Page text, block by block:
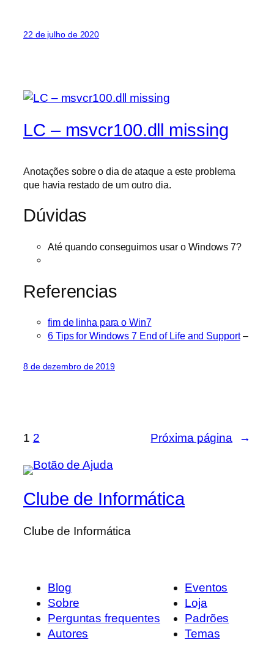
22 de julho de 2020
LC – msvcr100.dll missing
Anotações sobre o dia de ataque a este problema
que havia restado de um outro dia.
Dúvidas
Até quando conseguimos usar o Windows 7?
Referencias
fim de linha para o Win7
6 Tips for Windows 7 End of Life and Support–
8 de dezembro de 2019
1 2 Próxima página →
Clube de Informática
Clube de Informática
Blog
Sobre
Perguntas frequentes
Autores
Eventos
Loja
Padrões
Temas